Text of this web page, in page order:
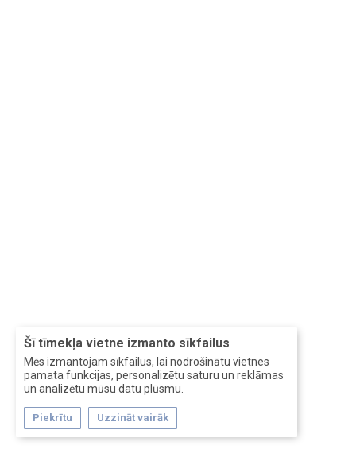
Šī tīmekļa vietne izmanto sīkfailus
Mēs izmantojam sīkfailus, lai nodrošinātu vietnes
pamata funkcijas, personalizētu saturu un reklāmas
un analizētu mūsu datu plūsmu.
Piekrītu Uzzināt vairāk